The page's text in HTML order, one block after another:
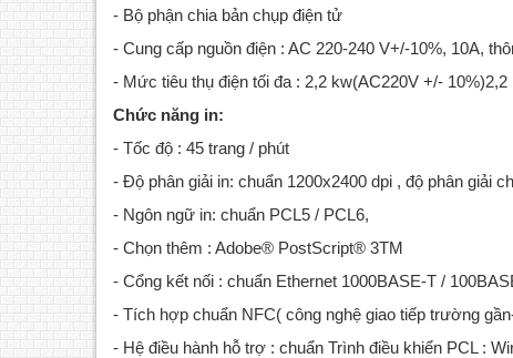
- Bộ phận chia bản chụp điện tử
- Cung cấp nguồn điện : AC 220-240 V+/-10%, 10A,
- Mức tiêu thụ điện tối đa : 2,2 kw(AC220V +/-
Chức năng in:
- Tốc độ : 45 trang / phút
- Độ phân giải in: chuẩn 1200x2400 dpi , độ phân giải
- Ngôn ngữ in: chuẩn PCL5 / PCL6,
- Chọn thêm : Adobe® PostScript® 3TM
- Cổng kết nối : chuẩn Ethernet 1000BASE-T /
- Tích hợp chuẩn NFC( công nghệ giao tiếp trường
- Hệ điều hành hỗ trợ : chuẩn Trình điều khiển PCL :